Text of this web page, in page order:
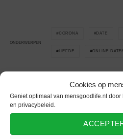
Cookies op
Geniet optimaal van mensgoodlife.nl
en privacybeleid.
ONDERWERPEN
CORONA DATE
LIEFDE ONLINE DATEN